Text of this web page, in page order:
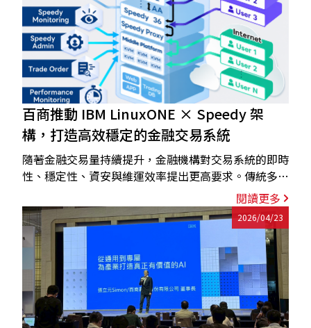
百商推動 IBM LinuxONE × Speedy 架
構，打造高效穩定的金融交易系統
隨著金融交易量持續提升，金融機構對交易系統的即時
性、穩定性、資安與維運效率提出更高要求。傳統多台
空間與能源消耗上，逐漸面臨更高的管理成本與營運壓
力。
閱讀更多
2026/04/23